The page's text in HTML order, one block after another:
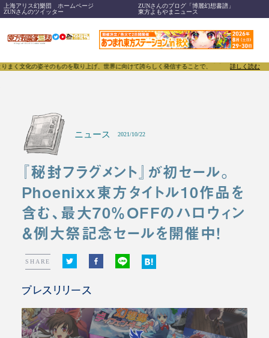
上海アリス幻樂団 ホームページ
ZUNさんのブログ「博麗幻想書譜」
ZUNさんのツイッター
東方よもやまニュース
ものを取り上げ、世界に向けて誇らしく発信することで、東方Projectのみならず「同人文化
詳しく読む
ニュース 2021/10/22
『秘封フラグメント』が初セール。
Phoenixx東方タイトル10作品を
含む、最大70％OFFのハロウィン
＆例大祭記念セールを開催中！
SHARE
プレスリリース